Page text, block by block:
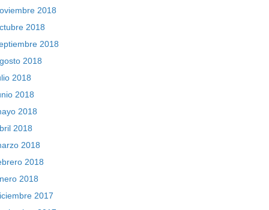
2018
2018
2018
2018
2018
2018
2018
2018
2018
2018
2018
2017